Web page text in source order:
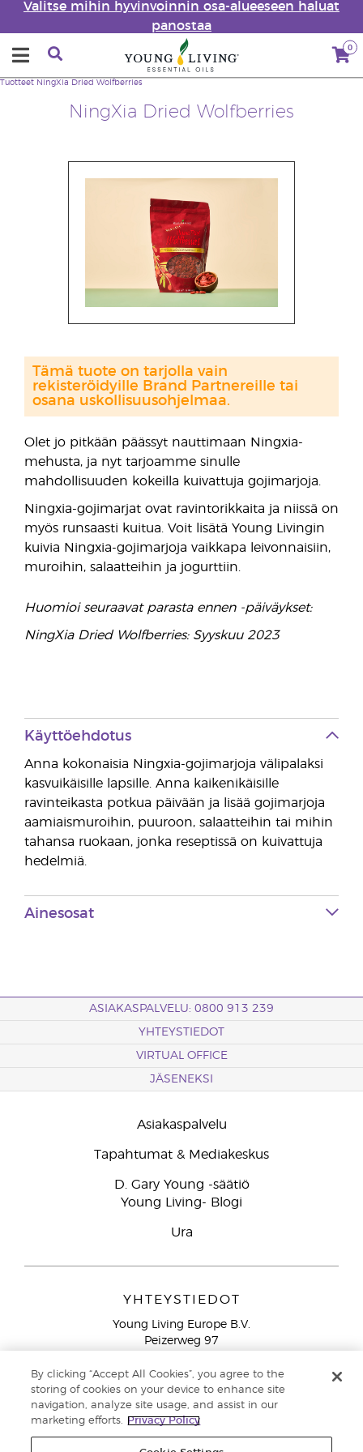
Valitse mihin hyvinvoinnin osa-alueeseen haluat
panostaa
0
NingXia Dried Wolfberries
Tuotteet NingXia Dried Wolfberries
Olet jo pitkään päässyt nauttimaan Ningxia-
mehusta, ja nyt tarjoamme sinulle
mahdollisuuden kokeilla kuivattuja gojimarjoja.
Ningxia-gojimarjat ovat ravintorikkaita ja niissä on
myös runsaasti kuitua. Voit lisätä Young Livingin
kuivia Ningxia-gojimarjoja vaikkapa leivonnaisiin,
muroihin, salaatteihin ja jogurttiin.
Huomioi seuraavat parasta ennen -päiväykset:
NingXia Dried Wolfberries: Syyskuu 2023
Tämä tuote on tarjolla vain
rekisteröidyille Brand Partnereille tai
osana uskollisuusohjelmaa.
Käyttöehdotus
Anna kokonaisia Ningxia-gojimarjoja välipalaksi
kasvuikäisille lapsille. Anna kaikenikäisille
ravinteikasta potkua päivään ja lisää gojimarjoja
aamiaismuroihin, puuroon, salaatteihin tai mihin
tahansa ruokaan, jonka reseptissä on kuivattuja
hedelmiä.
Ainesosat
ASIAKASPALVELU: 0800 913 239
YHTEYSTIEDOT
VIRTUAL OFFICE
JÄSENEKSI
Asiakaspalvelu
Tapahtumat & Mediakeskus
D. Gary Young -säätiö
Young Living- Blogi
Ura
YHTEYSTIEDOT
Young Living Europe B.V.
Peizerweg 97
Netherlands
Ilmainen yhteydenotto lankanumeroista Suomesta
913 239
Email: asiakaspalvelu@youngliving.com
By clicking “Accept All Cookies”, you agree to the
storing of cookies on your device to enhance site
navigation, analyze site usage, and assist in our
marketing efforts.
Privacy Policy